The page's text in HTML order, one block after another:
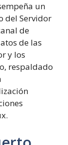
un
del Servidor
de
de las
y los
respaldado